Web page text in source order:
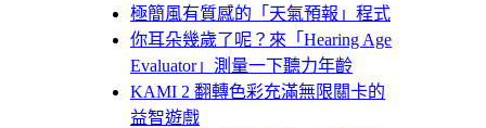
極簡風有質感的「天氣預報」程式
你耳朵幾歲了呢？來「Hearing Age
Evaluator」測量一下聽力年齡
KAMI 2 翻轉色彩充滿無限關卡的
益智遊戲